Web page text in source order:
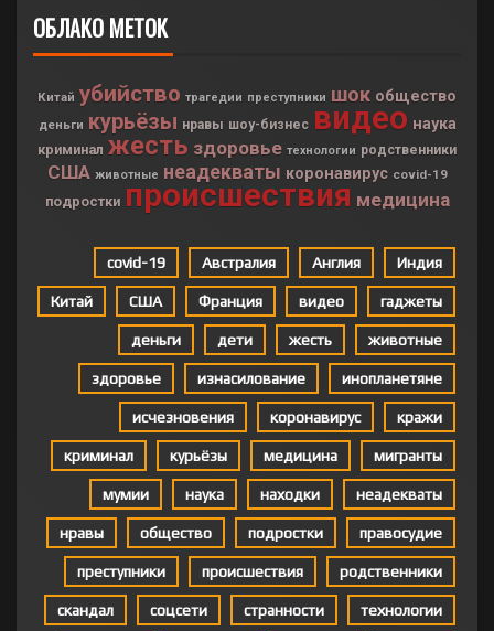
ОБЛАКО МЕТОК
Китай убийство трагедии преступники шок общество
деньги курьёзы нравы шоу-бизнес видео наука
криминал жесть здоровье технологии родственники
США животные неадекваты коронавирус covid-19
подростки происшествия медицина
covid-19 Австралия Англия Индия
Китай США Франция видео гаджеты
деньги дети жесть животные
здоровье изнасилование инопланетяне
исчезновения коронавирус кражи
криминал курьёзы медицина мигранты
мумии наука находки неадекваты
нравы общество подростки правосудие
преступники происшествия родственники
скандал соцсети странности технологии